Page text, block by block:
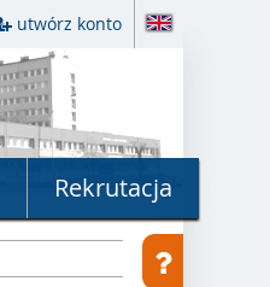
utwórz konto
Rekrutacja